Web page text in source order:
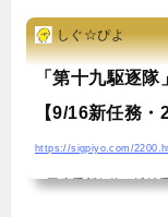
しぐ☆ぴよ
「第十九駆逐
【9/16新任務・
https://sigpiyo.com/
★工廠系新任務★浦波